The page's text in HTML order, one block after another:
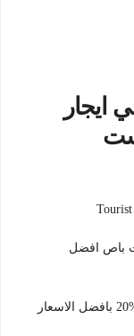
باص افضل
لذلك احجز سيارة دلوقتي و احصل علي خصم %20 بافضل الاسعار